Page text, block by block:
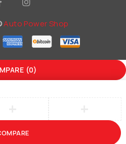
Auto Power Shop
(0)